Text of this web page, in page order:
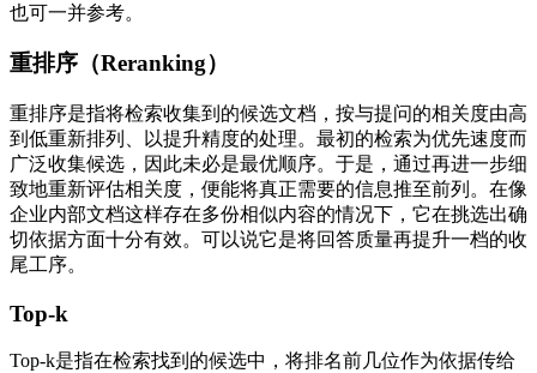
也可一并参考。
重排序（Reranking）
重排序是指将检索收集到的候选文档，按与提问的相关度由高
到低重新排列、以提升精度的处理。最初的检索为优先速度而
广泛收集候选，因此未必是最优顺序。于是，通过再进一步细
致地重新评估相关度，便能将真正需要的信息推至前列。在像
企业内部文档这样存在多份相似内容的情况下，它在挑选出确
切依据方面十分有效。可以说它是将回答质量再提升一档的收
尾工序。
Top-k
Top-k是指在检索找到的候选中，将排名前几位作为依据传给